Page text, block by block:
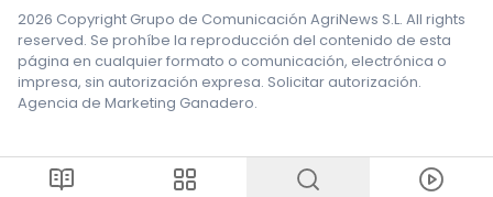
2026 Copyright Grupo de Comunicación AgriNews S.L. All rights
reserved. Se prohíbe la reproducción del contenido de esta
página en cualquier formato o comunicación, electrónica o
impresa, sin autorización expresa. Solicitar autorización.
Agencia de Marketing Ganadero.